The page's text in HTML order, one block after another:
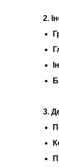
2.
3.